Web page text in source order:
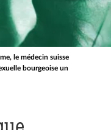
le médecin suisse
bourgeoise un